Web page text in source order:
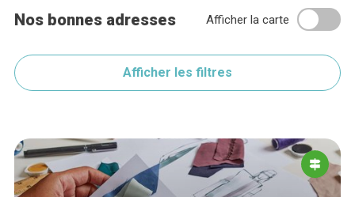
Nos bonnes adresses Afficher la carte
Afficher les filtres